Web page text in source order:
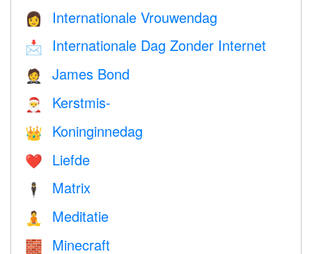
👩 Internationale Vrouwendag
📩 Internationale Dag Zonder Internet
🤵 James Bond
🎅 Kerstmis-
👑 Koninginnedag
❤️️ Liefde
🕴️ Matrix
🧘 Meditatie
🧱 Minecraft